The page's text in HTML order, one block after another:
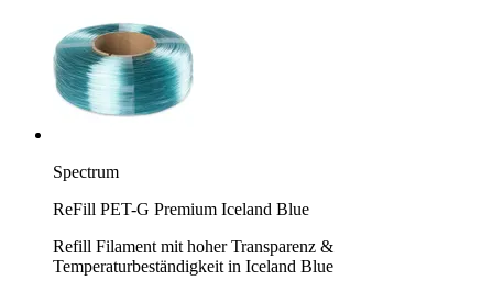
Spectrum
ReFill PET-G Premium Iceland Blue
Refill Filament mit hoher Transparenz &
Temperaturbeständigkeit in Iceland Blue